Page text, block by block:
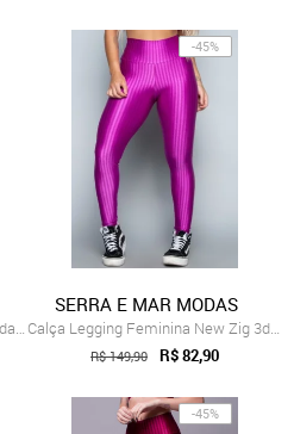
Camisa Feminina Serra e Mar Modas Térmic...
-45%
SERRA E MAR MODAS
Calça Legging Feminina New Zig 3d Poliamida Pink
R$ 149,90 R$ 82,90
-45%